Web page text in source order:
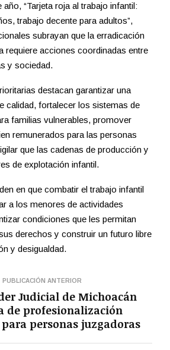
“Tarjeta roja al trabajo infantil:
trabajo decente para adultos”,
subrayan que la erradicación
requiere acciones coordinadas entre
y sociedad.
destacan garantizar una
calidad, fortalecer los sistemas de
familias vulnerables, promover
remunerados para las personas
que las cadenas de producción y
de explotación infantil.
en que combatir el trabajo infantil
a los menores de actividades
condiciones que les permitan
derechos y construir un futuro libre
y desigualdad.
PUBLICACIÓN ANTERIOR
Judicial de Michoacán
de profesionalización
personas juzgadoras